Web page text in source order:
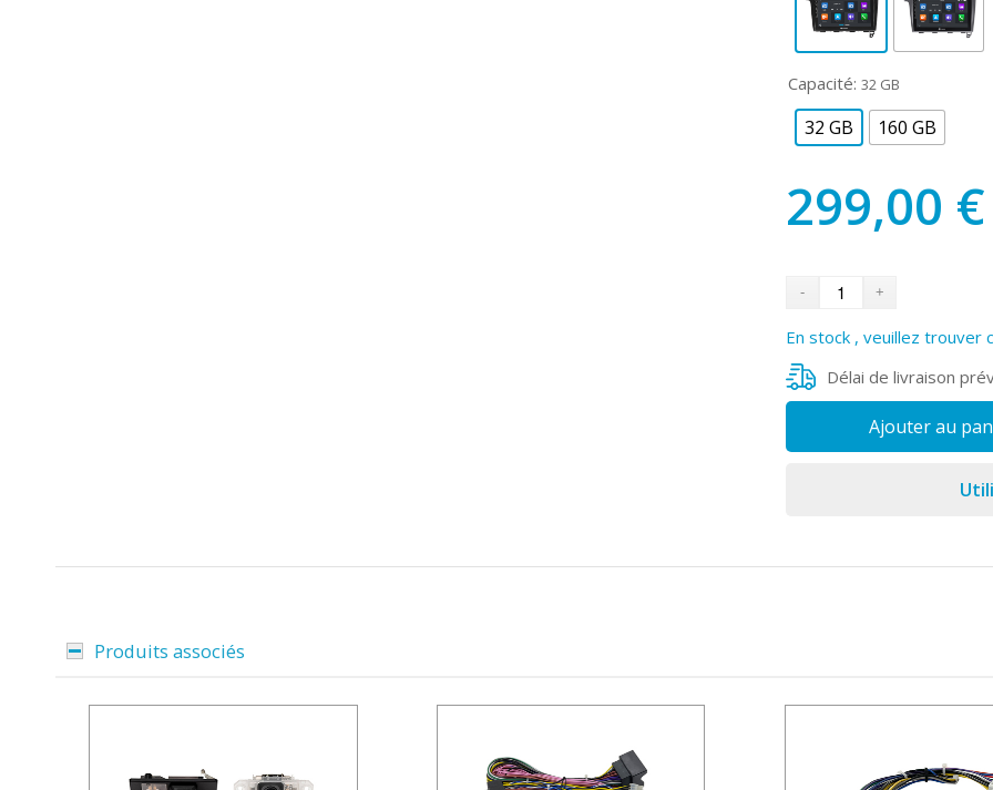
Capacité: 32 GB
32 GB 160 GB
299,00 €
En stock , veuillez trouver
Délai de livraison
Ajouter au
Produits associés